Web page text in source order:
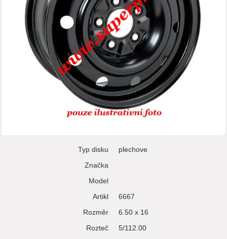
Typ disku
plechove
Značka
Model
Artikl
6667
Rozměr
6.50 x 16
Rozteč
5/112.00